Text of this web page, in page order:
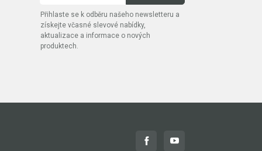
Přihlaste se k odběru našeho newsletteru a
získejte včasné slevové nabídky,
aktualizace a informace o nových
produktech.